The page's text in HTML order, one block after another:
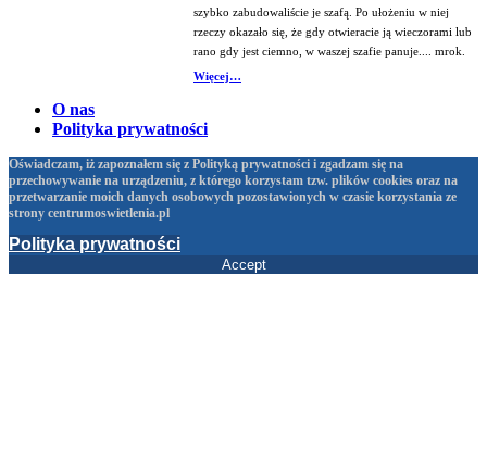
szybko zabudowaliście je szafą. Po ułożeniu w niej
rzeczy okazało się, że gdy otwieracie ją wieczorami lub
rano gdy jest ciemno, w waszej szafie panuje.... mrok.
Więcej…
O nas
Polityka prywatności
Oświadczam, iż zapoznałem się z Polityką prywatności i zgadzam się na
przechowywanie na urządzeniu, z którego korzystam tzw. plików cookies oraz na
przetwarzanie moich danych osobowych pozostawionych w czasie korzystania ze
strony centrumoswietlenia.pl
Polityka prywatności
Accept